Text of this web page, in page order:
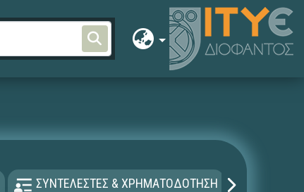
ΣΥΝΤΕΛΕΣΤΕΣ & ΧΡΗΜΑΤΟΔΟΤΗΣΗ